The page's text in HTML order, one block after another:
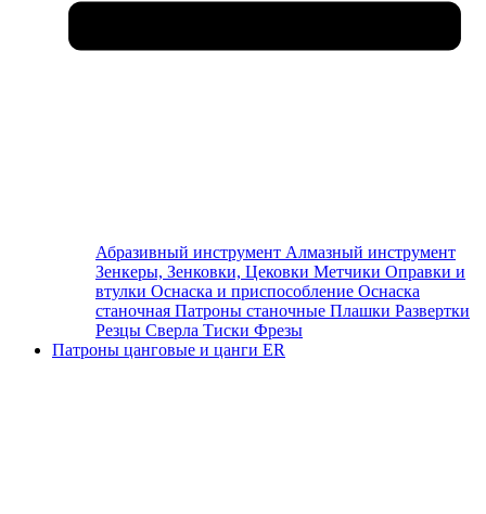
Абразивный инструмент Алмазный инструмент
Зенкеры, Зенковки, Цековки Метчики Оправки и
втулки Оснаска и приспособление Оснаска
станочная Патроны станочные Плашки Развертки
Резцы Сверла Тиски Фрезы
Патроны цанговые и цанги ER